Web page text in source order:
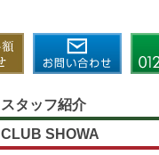
スタッフ紹介
CLUB SHOWA